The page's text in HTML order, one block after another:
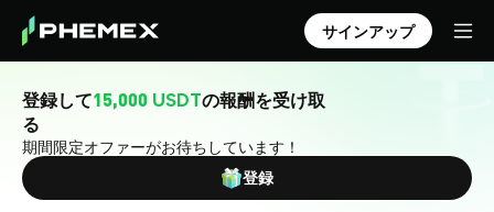
サインアップ
登録して15,000 USDTの報酬を受け取
る
期間限定オファーがお待ちしています！
登録